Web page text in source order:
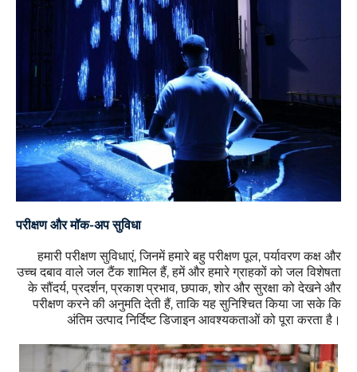
परीक्षण और मॉक-अप सुविधा
हमारी परीक्षण सुविधाएं, जिनमें हमारे बहु परीक्षण पूल, पर्यावरण कक्ष और
उच्च दबाव वाले जल टैंक शामिल हैं, हमें और हमारे ग्राहकों को जल विशेषता
के सौंदर्य, प्रदर्शन, प्रकाश प्रभाव, छपाक, शोर और सुरक्षा को देखने और
परीक्षण करने की अनुमति देती हैं, ताकि यह सुनिश्चित किया जा सके कि
अंतिम उत्पाद निर्दिष्ट डिजाइन आवश्यकताओं को पूरा करता है।